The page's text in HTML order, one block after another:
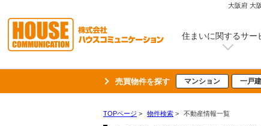
大阪府 大
住まいに関するサー
売買物件を探す マンション 一戸
TOPページ > 物件検索 > 不動産情報一覧